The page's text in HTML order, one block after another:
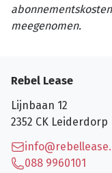
meegenomen.
Rebel Lease
Lijnbaan 12
2352 CK Leiderdorp
088 9960101